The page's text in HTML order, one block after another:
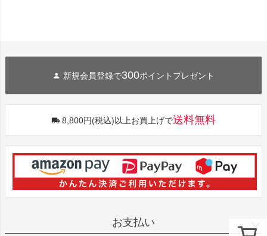
新規会員登録で300ポイントプレゼント
8,800円(税込)以上お買上げで送料無料
お支払い